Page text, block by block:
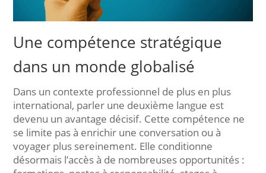
Une compétence stratégique
dans un monde globalisé
Dans un contexte professionnel de plus en plus
international, parler une deuxième langue est
devenu un avantage décisif. Cette compétence ne
se limite pas à enrichir une conversation ou à
voyager plus sereinement. Elle conditionne
désormais l’accès à de nombreuses opportunités :